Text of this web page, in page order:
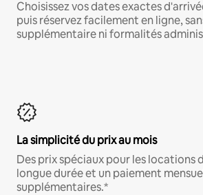
Choisissez vos dates exactes
puis réservez facilement en ligne,
supplémentaire ni formalités
La simplicité du prix au mois
Des prix spéciaux pour les locations
longue durée et un paiement
supplémentaires.*